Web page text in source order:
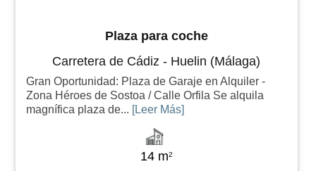
Plaza para coche
Carretera de Cádiz - Huelin (Málaga)
Gran Oportunidad: Plaza de Garaje en Alquiler -
Zona Héroes de Sostoa / Calle Orfila Se alquila
magnífica plaza de... [Leer Más]
14 m2